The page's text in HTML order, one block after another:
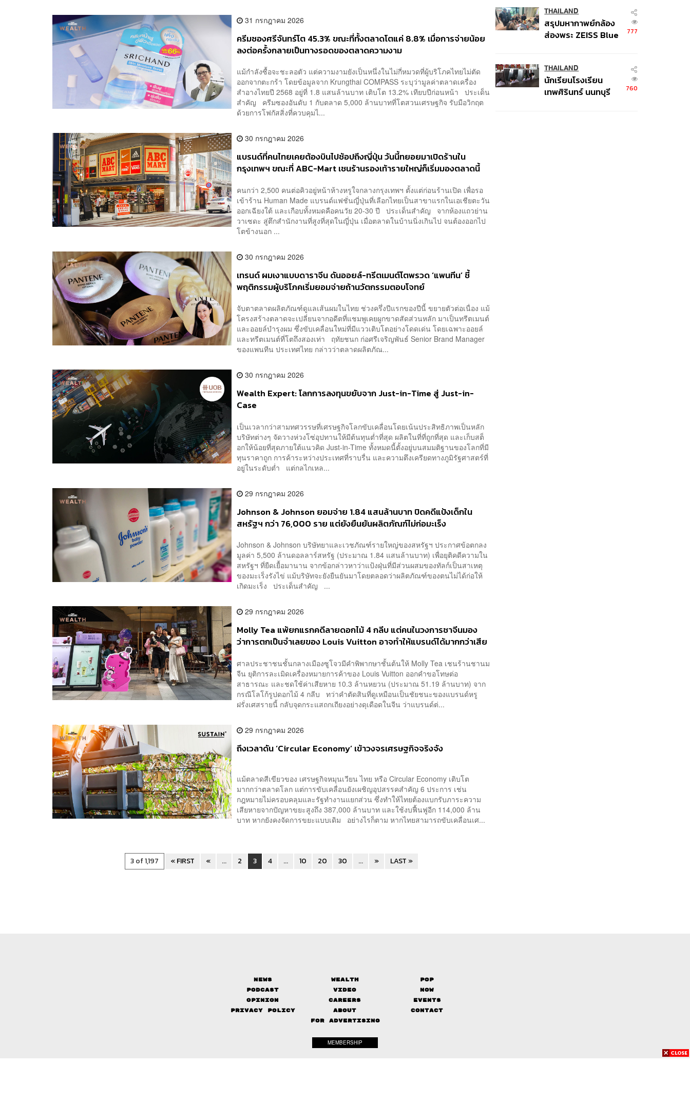
31 กรกฎาคม 2026
ครีมซองศรีจันทร์โต 45.3% ขณะที่ทั้งตลาดโตแค่ 8.8% เมื่อการจ่ายน้อย
ลงต่อครั้งกลายเป็นทางรอดของตลาดความงาม
แม้กำลังซื้อจะชะลอตัว แต่ความงามยังเป็นหนึ่งในไม่กี่หมวดที่ผู้บริโภคไทยไม่ตัด
ออกจากตะกร้า โดยข้อมูลจาก Krungthai COMPASS ระบุว่ามูลค่าตลาดเครื่อง
สำอางไทยปี 2568 อยู่ที่ 1.8 แสนล้านบาท เติบโต 13.2% เทียบปีก่อนหน้า ประเด็น
สำคัญ ครีมซองอันดับ 1 กับตลาด 5,000 ล้านบาทที่โตสวนเศรษฐกิจ รับมือวิกฤต
ด้วยการโฟกัสสิ่งที่ควบคุมไ...
30 กรกฎาคม 2026
แบรนด์ที่คนไทยเคยต้องบินไปช้อปถึงญี่ปุ่น วันนี้ทยอยมาเปิดร้านใน
กรุงเทพฯ ขณะที่ ABC-Mart เชนร้านรองเท้ารายใหญ่ก็เริ่มมองตลาดนี้
คนกว่า 2,500 คนต่อคิวอยู่หน้าห้างหรูใจกลางกรุงเทพฯ ตั้งแต่ก่อนร้านเปิด เพื่อรอ
เข้าร้าน Human Made แบรนด์แฟชั่นญี่ปุ่นที่เลือกไทยเป็นสาขาแรกในเอเชียตะวัน
ออกเฉียงใต้ และเกือบทั้งหมดคือคนวัย 20-30 ปี ประเด็นสำคัญ จากห้องแถวย่าน
วาเซดะ สู่ตึกสำนักงานที่สูงที่สุดในญี่ปุ่น เมื่อตลาดในบ้านนิ่งเกินไป จนต้องออกไป
โตข้างนอก ...
30 กรกฎาคม 2026
เทรนด์ ผมเงาแบบดาราจีน ดันออยล์-ทรีตเมนต์โตพรวด ‘แพนทีน’ ชี้
พฤติกรรมผู้บริโภคเริ่มยอมจ่ายถ้านวัตกรรมตอบโจทย์
จับตาตลาดผลิตภัณฑ์ดูแลเส้นผมในไทย ช่วงครึ่งปีแรกของปีนี้ ขยายตัวต่อเนื่อง แม้
โครงสร้างตลาดจะเปลี่ยนจากอดีตที่แชมพูเคยผูกขาดสัดส่วนหลัก มาเป็นทรีตเมนต์
และออยล์บำรุงผม ซึ่งขับเคลื่อนใหม่ที่มีแววเติบโตอย่างโดดเด่น โดยเฉพาะออยล์
และทรีตเมนต์ที่โตถึงสองเท่า ฤทัยชนก ก่อศรีเจริญพันธ์ Senior Brand Manager
ของแพนทีน ประเทศไทย กล่าวว่าตลาดผลิตภัณ...
30 กรกฎาคม 2026
Wealth Expert: โลกการลงทุนขยับจาก Just-in-Time สู่ Just-in-
Case
เป็นเวลากว่าสามทศวรรษที่เศรษฐกิจโลกขับเคลื่อนโดยเน้นประสิทธิภาพเป็นหลัก
บริษัทต่างๆ จัดวางห่วงโซ่อุปทานให้มีต้นทุนต่ำที่สุด ผลิตในที่ที่ถูกที่สุด และเก็บสต็
อกให้น้อยที่สุดภายใต้แนวคิด Just-in-Time ทั้งหมดนี้ตั้งอยู่บนสมมติฐานของโลกที่มี
ทุนราคาถูก การค้าระหว่างประเทศที่ราบรื่น และความตึงเครียดทางภูมิรัฐศาสตร์ที่
อยู่ในระดับต่ำ แต่กลไกเหล...
29 กรกฎาคม 2026
Johnson & Johnson ยอมจ่าย 1.84 แสนล้านบาท ปิดคดีแป้งเด็กใน
สหรัฐฯ กว่า 76,000 ราย แต่ยังยืนยันผลิตภัณฑ์ไม่ก่อมะเร็ง
Johnson & Johnson บริษัทยาและเวชภัณฑ์รายใหญ่ของสหรัฐฯ ประกาศข้อตกลง
มูลค่า 5,500 ล้านดอลลาร์สหรัฐ (ประมาณ 1.84 แสนล้านบาท) เพื่อยุติคดีความใน
สหรัฐฯ ที่ยืดเยื้อมานาน จากข้อกล่าวหาว่าแป้งฝุ่นที่มีส่วนผสมของทัลก์เป็นสาเหตุ
ของมะเร็งรังไข่ แม้บริษัทจะยังยืนยันมาโดยตลอดว่าผลิตภัณฑ์ของตนไม่ได้ก่อให้
เกิดมะเร็ง ประเด็นสำคัญ ...
29 กรกฎาคม 2026
Molly Tea แพ้ยกแรกคดีลายดอกไม้ 4 กลีบ แต่คนในวงการชาจีนมอง
ว่าการตกเป็นจำเลยของ Louis Vuitton อาจทำให้แบรนด์ได้มากกว่าเสีย
ศาลประชาชนชั้นกลางเมืองซูโจวมีคำพิพากษาชั้นต้นให้ Molly Tea เชนร้านชานม
จีน ยุติการละเมิดเครื่องหมายการค้าของ Louis Vuitton ออกคำขอโทษต่อ
สาธารณะ และชดใช้ค่าเสียหาย 10.3 ล้านหยวน (ประมาณ 51.19 ล้านบาท) จาก
กรณีโลโก้รูปดอกไม้ 4 กลีบ ทว่าคำตัดสินที่ดูเหมือนเป็นชัยชนะของแบรนด์หรู
ฝรั่งเศสรายนี้ กลับจุดกระแสถกเถียงอย่างดุเดือดในจีน ว่าแบรนด์ต่...
29 กรกฎาคม 2026
ถึงเวลาดัน ‘Circular Economy’ เข้าวงจรเศรษฐกิจจริงจัง
แม้ตลาดสีเขียวของ เศรษฐกิจหมุนเวียน ไทย หรือ Circular Economy เติบโต
มากกว่าตลาดโลก แต่การขับเคลื่อนยังเผชิญอุปสรรคสำคัญ 6 ประการ เช่น
กฎหมายไม่ครอบคลุมและรัฐทำงานแยกส่วน ซึ่งทำให้ไทยต้องแบกรับภาระความ
เสียหายจากปัญหาขยะสูงถึง 387,000 ล้านบาท และใช้งบฟื้นฟูอีก 114,000 ล้าน
บาท หากยังคงจัดการขยะแบบเดิม อย่างไรก็ตาม หากไทยสามารถขับเคลื่อนเศ...
3 of 1,197 « FIRST « ... 2 3 4 ... 10 20 30 ... » LAST »
THAILAND
สรุปมหากาพย์กล้อง
ส่องพระ ZEISS Blue
พิพาท ‘มาเวลล์ฯ’ ฟ้อง
‘โทน บางแค’ ผิดนัด
จ่ายหนี้-แอบระบุ
777
THAILAND
นักเรียนโรงเรียน
เทพศิรินทร์ นนทบุรี
760
News Wealth
Pop
Podcast
Video
Now
Opinion
Careers
Events
Privacy Policy
About
Contact
FOR ADVERTISING
MEMBERSHIP